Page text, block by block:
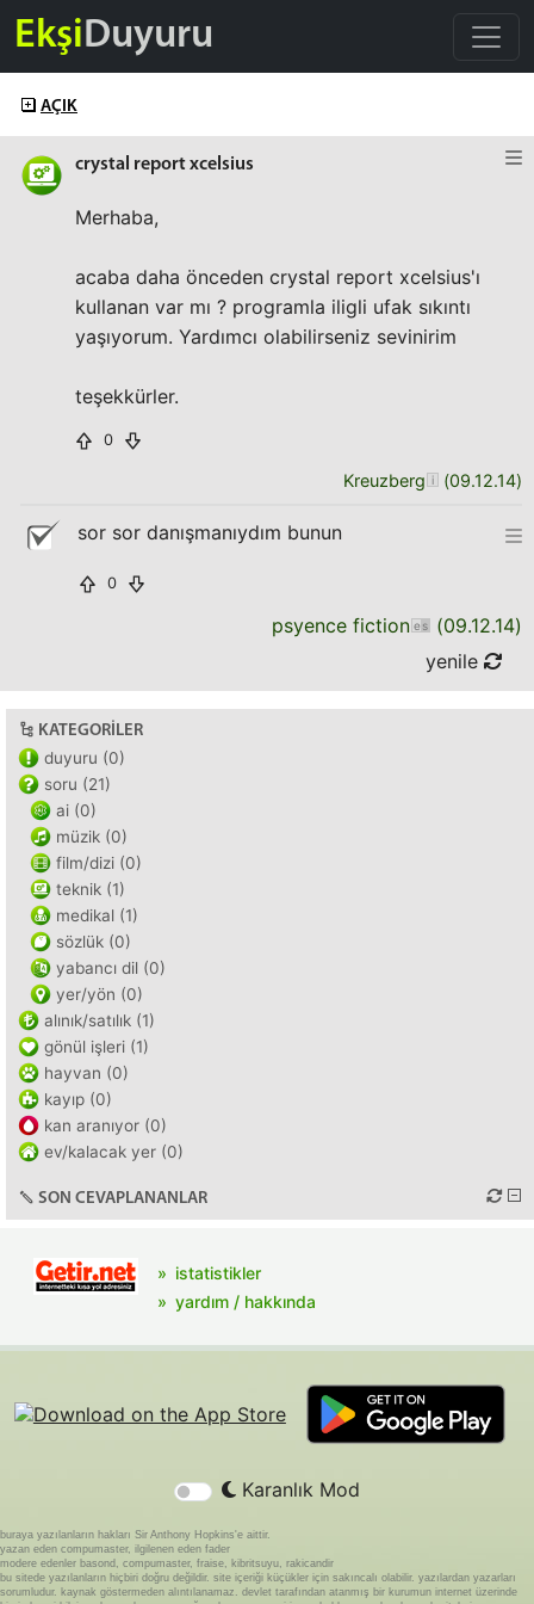
EkşiDuyuru
AÇIK
crystal report xcelsius
Merhaba,
acaba daha önceden crystal report xcelsius'ı
kullanan var mı ? programla iligli ufak sıkıntı
yaşıyorum. Yardımcı olabilirseniz sevinirim
teşekkürler.
0
Kreuzberg (09.12.14)
sor sor danışmanıydım bunun
0
psyence fiction (09.12.14)
yenile
KATEGORILER
duyuru (0)
soru (21)
ai (0)
müzik (0)
film/dizi (0)
teknik (1)
medikal (1)
sözlük (0)
yabancı dil (0)
yer/yön (0)
alınık/satılık (1)
gönül işleri (1)
hayvan (0)
kayıp (0)
kan aranıyor (0)
ev/kalacak yer (0)
SON CEVAPLANANLAR
istatistikler
yardım / hakkında
Karanlık Mod
buraya yazılanların hakları Sir Anthony Hopkins'e aittir.
yazan eden compumaster, ilgilenen eden fader
modere edenler basond, compumaster, fraise, kibritsuyu, rakicandir
bu sitede yazılanların hiçbiri doğru değildir. site içeriği küçükler için sakıncalı olabilir. yazılardan yazarları
sorumludur. kaynak göstermeden alıntılanamaz. devlet tarafından atanmış bir kurumun internet üzerinde